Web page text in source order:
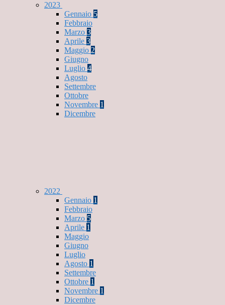
2023
Gennaio 5
Febbraio
Marzo 3
Aprile 3
Maggio 2
Giugno
Luglio 4
Agosto
Settembre
Ottobre
Novembre 1
Dicembre
2022
Gennaio 1
Febbraio
Marzo 5
Aprile 1
Maggio
Giugno
Luglio
Agosto 1
Settembre
Ottobre 1
Novembre 1
Dicembre